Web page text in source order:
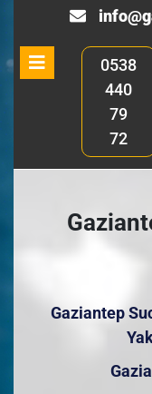
Open
0538
440
79
72
Gaziantep